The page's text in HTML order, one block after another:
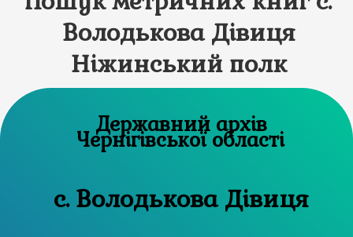
Володькова Дівиця
Ніжинський полк
Державний архів
Чернігівської області
с. Володькова Дівиця